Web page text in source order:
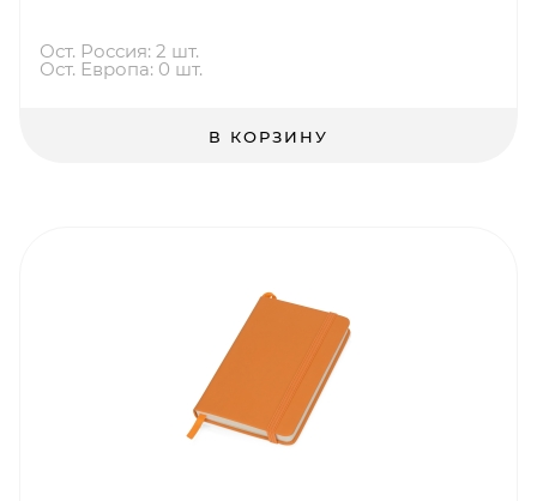
Ост. Россия: 2 шт.
Ост. Европа: 0 шт.
В КОРЗИНУ